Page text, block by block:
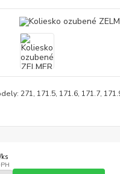
271, 171.5, 171.6, 171.7,
ks